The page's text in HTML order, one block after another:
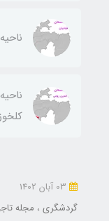
گردشگری
مجله